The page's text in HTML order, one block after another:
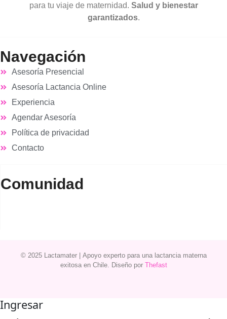
para tu viaje de maternidad. Salud y bienestar
garantizados.
Navegación
Asesoría Presencial
Asesoría Lactancia Online
Experiencia
Agendar Asesoría
Política de privacidad
Contacto
Comunidad
© 2025 Lactamater| Apoyo expertopara una lactancia materna
exitosa en Chile. Diseño por Thefast
Ingresar